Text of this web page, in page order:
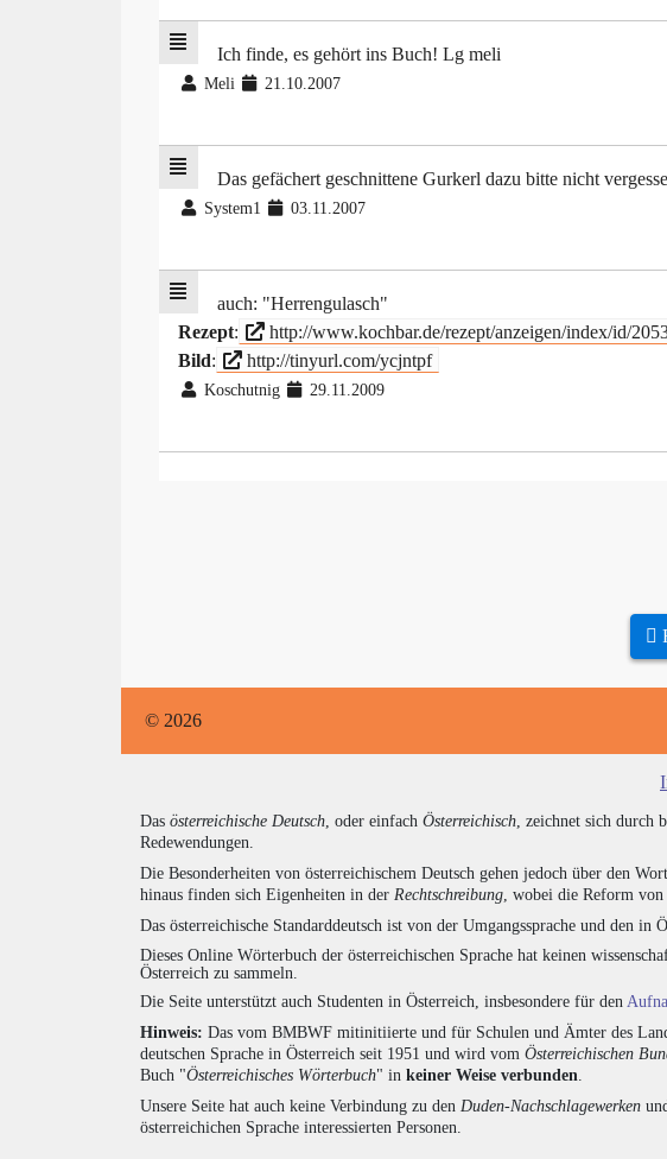
Ich finde, es gehört ins Buch! Lg meli
Meli 21.10.2007
Das gefächert geschnittene Gurkerl dazu bitte nicht
System1 03.11.2007
auch: "Herrengulasch"
Rezept:
http://www.kochbar.de/rezept/anzeigen/index/id/
Bild: http://tinyurl.com/ycjntpf
Koschutnig 29.11.2009
© 2026
Das österreichische Deutsch , oder einfach Österreichisch , zeichnet sich durch
Redewendungen.
Die Besonderheiten von österreichischem Deutsch gehen jedoch über den
hinaus finden sich Eigenheiten in der Rechtschreibung , wobei die Reform von
Das österreichische Standarddeutsch ist von der Umgangssprache und den
Dieses Online Wörterbuch der österreichischen Sprache hat keinen
Österreich zu sammeln.
Die Seite unterstützt auch Studenten in Österreich, insbesondere für den
Hinweis: Das vom BMBWF mitinitiierte und für Schulen und Ämter des
deutschen Sprache in Österreich seit 1951 und wird vom Österreichischen
Buch "Österreichisches Wörterbuch" in keiner Weise verbunden
Unsere Seite hat auch keine Verbindung zu den Duden-Nachschlagewerken
österreichichen Sprache interessierten Personen.